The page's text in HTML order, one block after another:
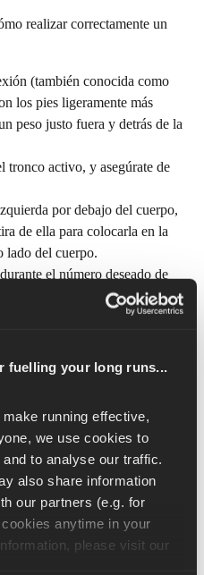
your long runs...
running effective,
we use cookies to
to analyse our traffic.
also share information
our partners (e.g. for
anytime in your
realizar correctamente un
(también conocida como
los pies ligeramente más
peso justo fuera y detrás de la
tronco activo, y asegúrate de
por debajo del cuerpo,
de ella para colocarla en la
lado del cuerpo.
el número deseado de
acercar más el peso o utilizar
con
y necesitas algo
la plancha con tracción es el
el tronco, los hombros y